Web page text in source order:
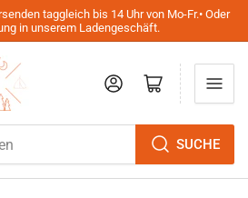
taggleich bis 14 Uhr von Mo-Fr.• Oder
in unserem Ladengeschäft.
SUCHE
AnmeldenMini-Warenkorb öffnen